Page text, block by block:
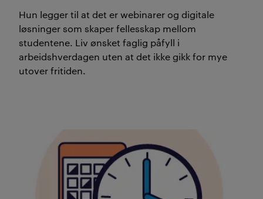
Hun legger til at det er webinarer og digitale
løsninger som skaper fellesskap mellom
studentene. Liv ønsket faglig påfyll i
arbeidshverdagen uten at det ikke gikk for mye
utover fritiden.